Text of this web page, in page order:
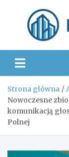
Strona główna
Nowoczesne
komunikacją
Polnej